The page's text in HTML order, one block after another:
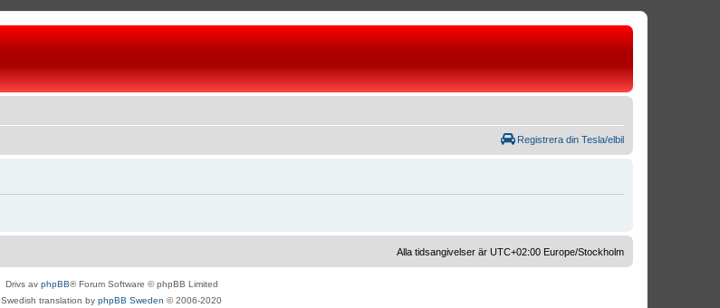
Registrera din Tesla/elbil
Alla tidsangivelser är UTC+02:00 Europe/Stockholm
Drivs av phpBB® Forum Software © phpBB Limited
Swedish translation by phpBB Sweden © 2006-2020